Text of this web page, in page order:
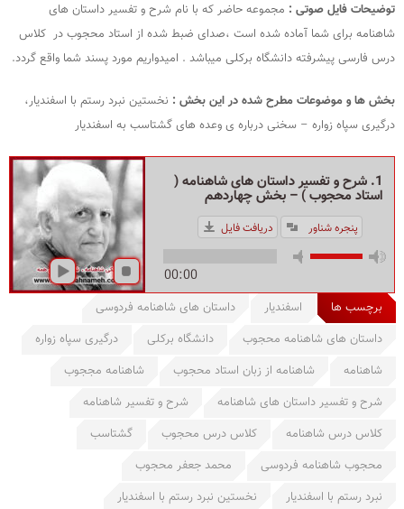
توضیحات فایل صوتی : مجموعه حاضر که با نام شرح و تفسیر داستان های
شاهنامه برای شما آماده شده است ،صدای ضبط شده از استاد محجوب در کلاس
درس فارسی پیشرفته دانشگاه برکلی میباشد . امیدواریم مورد پسند شما واقع گردد.
بخش ها و موضوعات مطرح شده در این بخش : نخستین نبرد رستم با اسفندیار،
درگیری سپاه زواره – سخنی درباره ی وعده های گشتاسب به اسفندیار
1. شرح و تفسیر داستان های شاهنامه (
استاد محجوب ) – بخش چهاردهم
00:00
پنجره شناور دریافت فایل
برچسب ها اسفندیار
داستان های شاهنامه فردوسی
داستان های شاهنامه محجوب
دانشگاه برکلی
درگیری سپاه زواره
شاهنامه
شاهنامه از زبان استاد محجوب
شاهنامه مججوب
شرح و تفسیر داستان های شاهنامه
شرح و تفسیر شاهنامه
کلاس درس شاهنامه
کلاس درس محجوب
گشتاسب
محجوب شاهنامه فردوسی
محمد جعفر محجوب
نبرد رستم با اسفندیار
نخستین نبرد رستم با اسفندیار